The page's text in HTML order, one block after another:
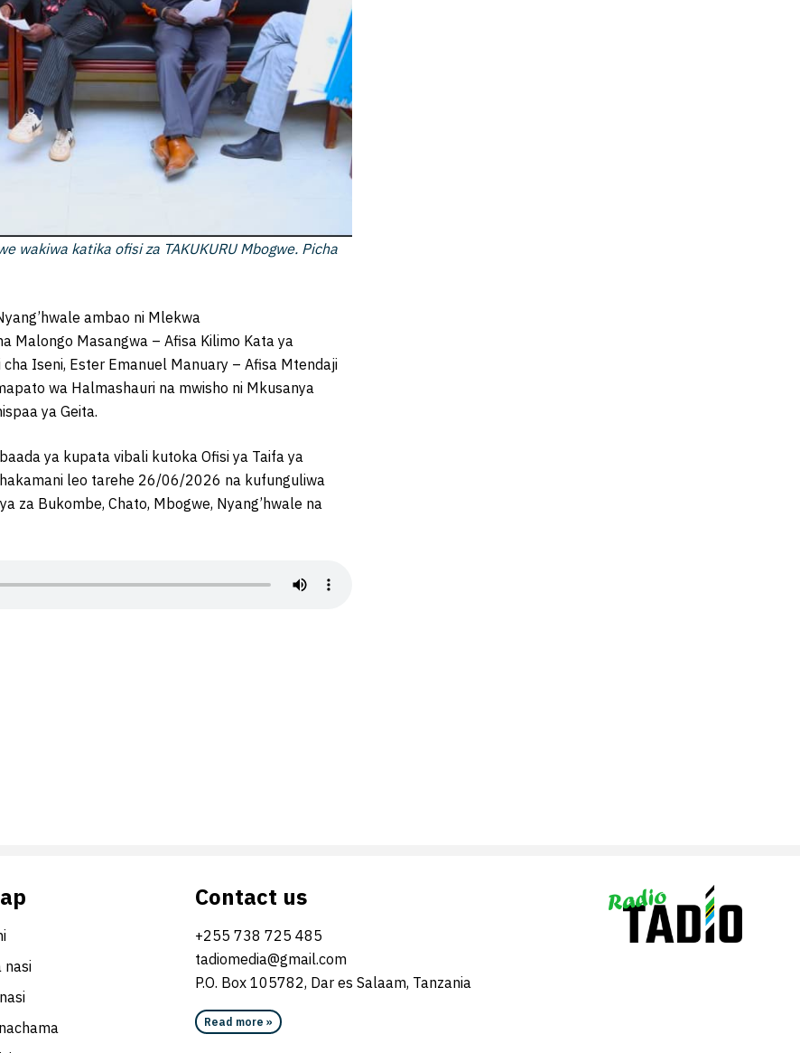
wakiwa katika ofisi za TAKUKURU Mbogwe. Picha
ambao ni Mlekwa
Malongo Masangwa – Afisa Kilimo Kata ya
Iseni, Ester Emanuel Manuary – Afisa Mtendaji
wa Halmashauri na mwisho ni Mkusanya
ya Geita.
ya kupata vibali kutoka Ofisi ya Taifa ya
leo tarehe 26/06/2026 na kufunguliwa
za Bukombe, Chato, Mbogwe, Nyang’hwale na
nasi
Contact us
+255 738 725 485
tadiomedia@gmail.com
P.O. Box 105782, Dar es Salaam, Tanzania
Read more »